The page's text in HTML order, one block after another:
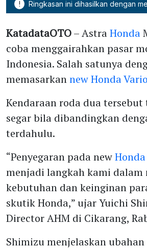
! Ringkasan ini dihasilkan dengan
KatadataOTO– AstraHonda
coba menggairahkan pasar
Indonesia. Salah satunya
memasarkannew Honda
Kendaraan roda dua
segar bila dibandingkan
terdahulu.
“Penyegaran pada new
menjadi langkah kami dalam
kebutuhan dan keinginan
skutik Honda,” ujar Yuichi
Director AHM di Cikarang,
Shimizu menjelaskan ubahan